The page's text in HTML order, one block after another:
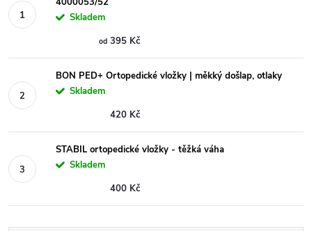
Skladem
od 395 Kč
BON PED+ Ortopedické vložky | měkký došlap, otlaky
Skladem
420 Kč
STABIL ortopedické vložky - těžká váha
Skladem
400 Kč